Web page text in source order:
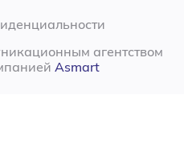
агентством
Asmart